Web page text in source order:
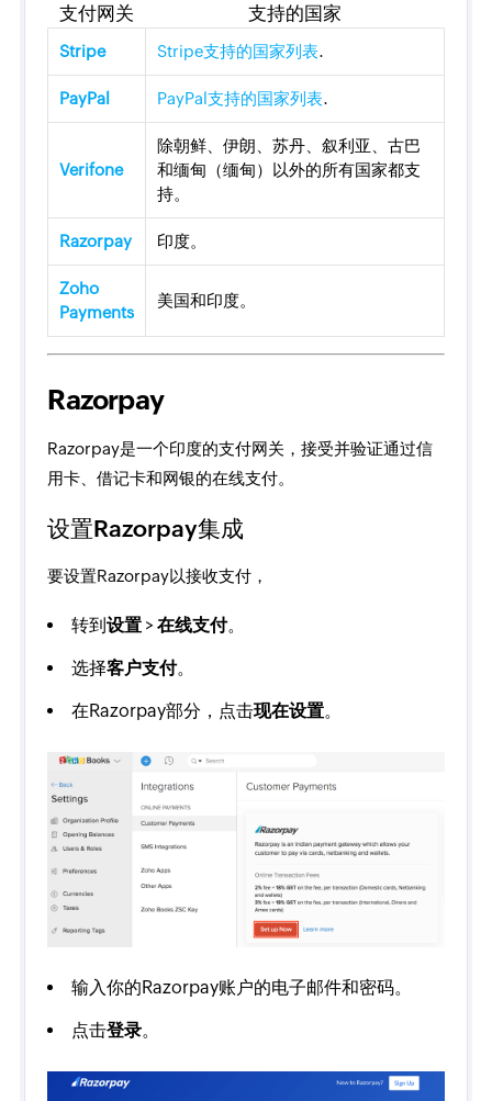
支付网关 支持的国家
Stripe Stripe支持的国家列表.
PayPal PayPal支持的国家列表.
Verifone
除朝鲜、伊朗、苏丹、叙利亚、古巴
和缅甸（缅甸）以外的所有国家都支
持。
Razorpay 印度。
Zoho
Payments
美国和印度。
Razorpay
Razorpay是一个印度的支付网关，接受并验证通过信
用卡、借记卡和网银的在线支付。
设置Razorpay集成
要设置Razorpay以接收支付，
转到设置 >在线支付。
选择客户支付。
在Razorpay部分，点击现在设置。
输入你的Razorpay账户的电子邮件和密码。
点击登录。